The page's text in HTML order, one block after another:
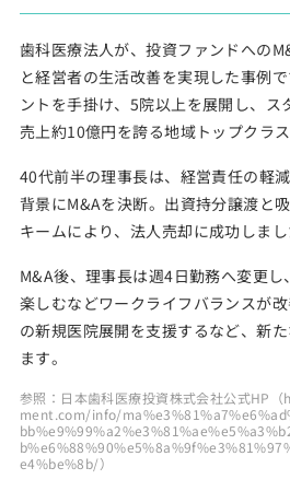
歯科医療法人が、投資ファンドへの
と経営者の生活改善を実現した事例
ントを手掛け、5院以上を展開し、ス
売上約10億円を誇る地域トップクラス
40代前半の理事長は、経営責任の軽
背景にM&Aを決断。出資持分譲渡と
キームにより、法人売却に成功しまし
M&A後、理事長は週4日勤務へ変更
楽しむなどワークライフバランスが
の新規医院展開を支援するなど、新
ます。
参照：日本歯科医療投資株式会社公式HP
ment.com/info/
e4%be%8b/）